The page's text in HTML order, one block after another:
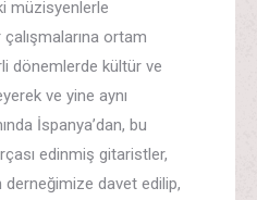
müzisyenlerle
ortam
dönemlerde kültür ve
ve yine aynı
İspanya’dan, bu
edinmiş gitaristler,
derneğimize davet edilip,